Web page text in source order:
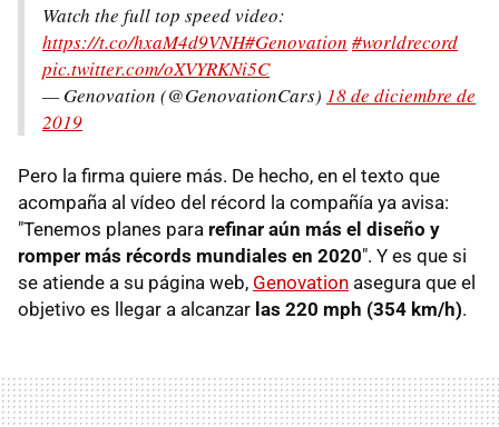
Watch the full top speed video:
https://t.co/hxaM4d9VNH#Genovation #worldrecord
pic.twitter.com/oXVYRKNi5C
— Genovation (@GenovationCars) 18 de diciembre de
2019
Pero la firma quiere más. De hecho, en el texto que
acompaña al vídeo del récord la compañía ya avisa:
"Tenemos planes para refinar aún más el diseño y
romper más récords mundiales en 2020". Y es que si
se atiende a su página web, Genovation asegura que el
objetivo es llegar a alcanzar las 220 mph (354 km/h).